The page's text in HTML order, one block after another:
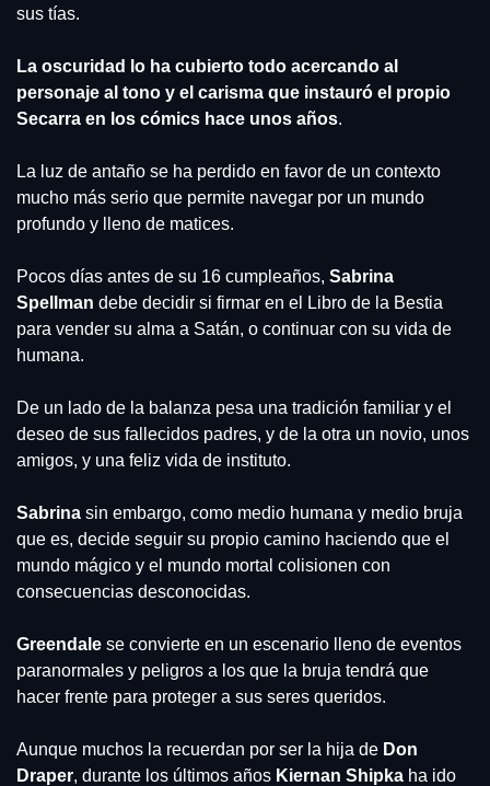
sus tías.
La oscuridad lo ha cubierto todo acercando al
personaje al tono y el carisma que instauró el propio
Secarra en los cómics hace unos años.
La luz de antaño se ha perdido en favor de un contexto
mucho más serio que permite navegar por un mundo
profundo y lleno de matices.
Pocos días antes de su 16 cumpleaños, Sabrina
Spellman debe decidir si firmar en el Libro de la Bestia
para vender su alma a Satán, o continuar con su vida de
humana.
De un lado de la balanza pesa una tradición familiar y el
deseo de sus fallecidos padres, y de la otra un novio, unos
amigos, y una feliz vida de instituto.
Sabrina sin embargo, como medio humana y medio bruja
que es, decide seguir su propio camino haciendo que el
mundo mágico y el mundo mortal colisionen con
consecuencias desconocidas.
Greendale se convierte en un escenario lleno de eventos
paranormales y peligros a los que la bruja tendrá que
hacer frente para proteger a sus seres queridos.
Aunque muchos la recuerdan por ser la hija de Don
Draper, durante los últimos años Kiernan Shipka ha ido